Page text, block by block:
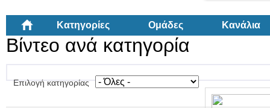
Κατηγορίες Ομάδες Κανάλια
Βίντεο ανά κατηγορία
Επιλογή κατηγορίας